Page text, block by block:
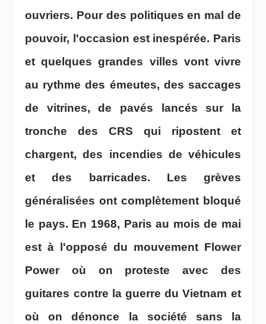
ouvriers. Pour des politiques en mal de
pouvoir, l'occasion est inespérée. Paris
et quelques grandes villes vont vivre
au rythme des émeutes, des saccages
de vitrines, de pavés lancés sur la
tronche des CRS qui ripostent et
chargent, des incendies de véhicules
et des barricades. Les grèves
généralisées ont complètement bloqué
le pays. En 1968, Paris au mois de mai
est à l'opposé du mouvement Flower
Power où on proteste avec des
guitares contre la guerre du Vietnam et
où on dénonce la société sans la